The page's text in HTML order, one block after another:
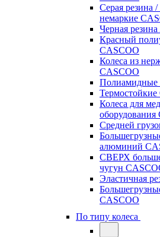
Серая резина
немаркие
Черная
Красный
CASCOO
Колеса из
CASCOO
Полиамидные
Колеса для
оборудования
Средней
алюминий
СВЕРХ
чугун
Эластичная
CASCOO
По типу колеса